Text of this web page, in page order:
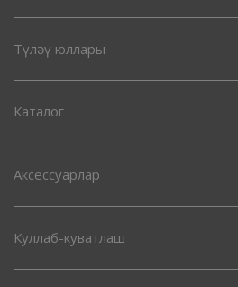
Түләү юллары
Каталог
Аксессуарлар
Куллаб-куватлаш